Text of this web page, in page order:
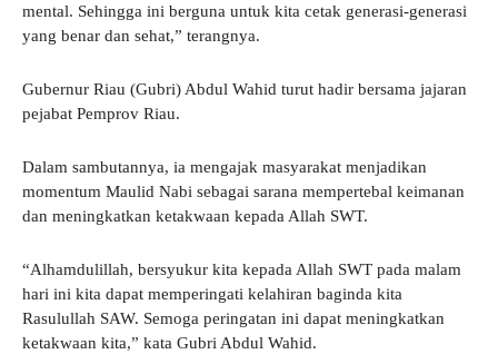
mental. Sehingga ini berguna untuk kita cetak generasi-generasi
yang benar dan sehat,” terangnya.
Gubernur Riau (Gubri) Abdul Wahid turut hadir bersama jajaran
pejabat Pemprov Riau.
Dalam sambutannya, ia mengajak masyarakat menjadikan
momentum Maulid Nabi sebagai sarana mempertebal keimanan
dan meningkatkan ketakwaan kepada Allah SWT.
“Alhamdulillah, bersyukur kita kepada Allah SWT pada malam
hari ini kita dapat memperingati kelahiran baginda kita
Rasulullah SAW. Semoga peringatan ini dapat meningkatkan
ketakwaan kita,” kata Gubri Abdul Wahid.